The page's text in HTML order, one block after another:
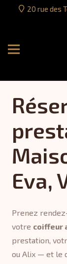
20 rue des
Eva,
Prenez
votre coiffeur
prestation,
ou Alix — et le